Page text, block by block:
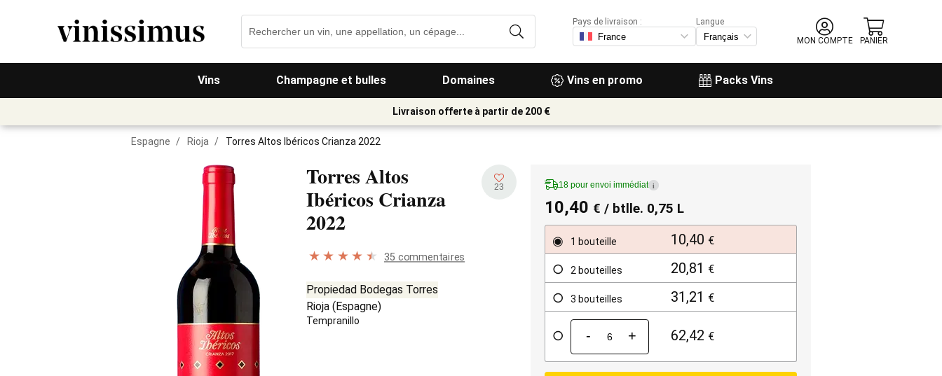
Vins Champagne et bulles Domaines Vins en promo Packs Vins
Pays de livraison :
Langue
MON COMPTE
PANIER
Livraison offerte à partir de 200 €
Espagne / Rioja / Torres Altos Ibéricos Crianza 2022
Torres Altos
Ibéricos Crianza
2022
23
35 commentaires
Propiedad Bodegas Torres
Rioja (Espagne)
Tempranillo
18 pour envoi immédiat i
10,40 € / btlle. 0,75 L
1 bouteille 10,40 €
2 bouteilles 20,81 €
3 bouteilles 31,21 €
- + 62,42 €